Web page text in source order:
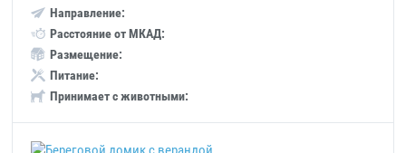
Направление:
Расстояние от МКАД:
Размещение:
Питание:
Принимает с животными: